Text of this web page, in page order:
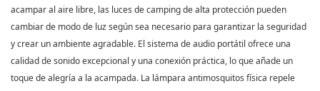
acampar al aire libre, las luces de camping de alta protección pueden
cambiar de modo de luz según sea necesario para garantizar la seguridad
y crear un ambiente agradable. El sistema de audio portátil ofrece una
calidad de sonido excepcional y una conexión práctica, lo que añade un
toque de alegría a la acampada. La lámpara antimosquitos física repele